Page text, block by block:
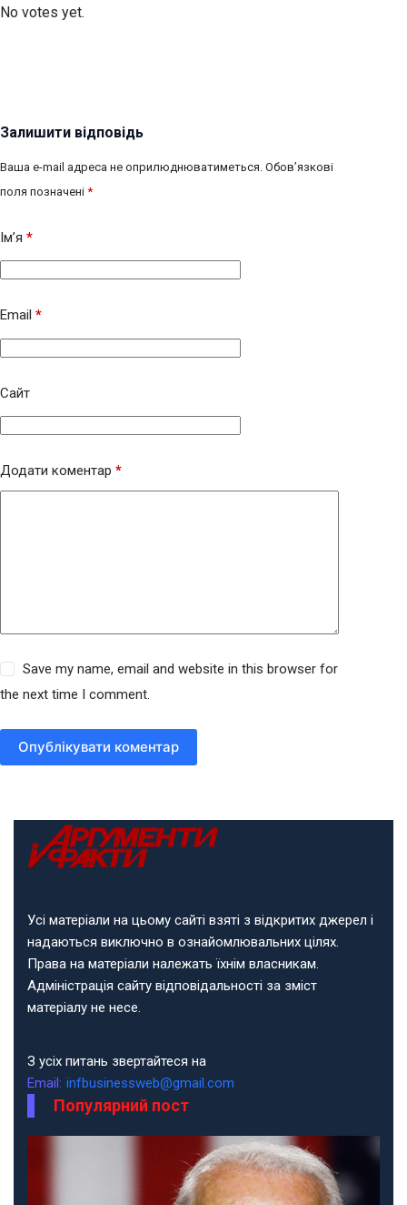
No votes yet.
Залишити відповідь
Ваша e-mail адреса не оприлюднюватиметься. Обов’язкові
поля позначені *
Ім’я *
Email *
Сайт
Додати коментар *
Save my name, email and website in this browser for
the next time I comment.
Опублікувати коментар
Усі матеріали на цьому сайті взяті з відкритих джерел і
надаються виключно в ознайомлювальних цілях.
Права на матеріали належать їхнім власникам.
Адміністрація сайту відповідальності за зміст
матеріалу не несе.
З усіх питань звертайтеся на
Email: infbusinessweb@gmail.com
Популярний пост